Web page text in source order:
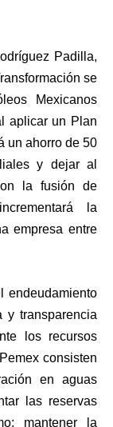
Padilla,
se
Mexicanos
aplicar un Plan
un ahorro de 50
y dejar al
la fusión de
la
empresa entre
endeudamiento
y transparencia
los recursos
consisten
en aguas
las reservas
mantener la